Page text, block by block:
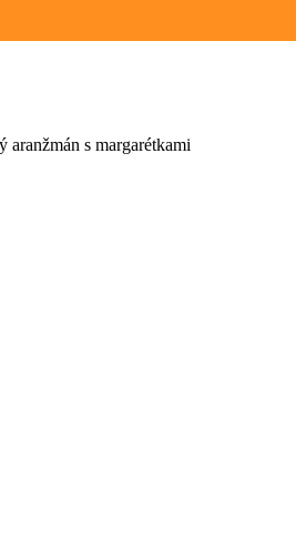
aranžmán s margarétkami